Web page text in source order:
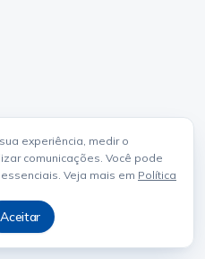
experiência, medir o
comunicações. Você pode
Veja mais em Política
Aceitar